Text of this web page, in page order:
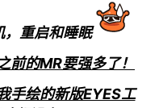
重启和睡眠
前的MR要强多了！
手绘的新版EYES工